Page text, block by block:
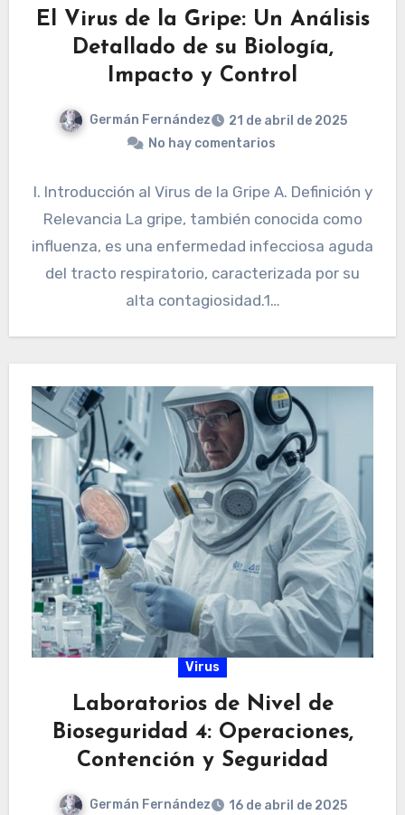
El Virus de la Gripe: Un Análisis
Detallado de su Biología,
Impacto y Control
Germán Fernández
21 de abril de 2025
No hay comentarios
I. Introducción al Virus de la Gripe A. Definición y
Relevancia La gripe, también conocida como
influenza, es una enfermedad infecciosa aguda
del tracto respiratorio, caracterizada por su
alta contagiosidad.1…
Virus
Laboratorios de Nivel de
Bioseguridad 4: Operaciones,
Contención y Seguridad
Germán Fernández
16 de abril de 2025